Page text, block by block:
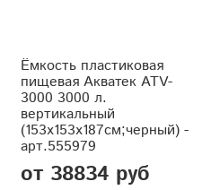
Ёмкость пластиковая
пищевая Акватек ATV-
3000 3000 л.
вертикальный
(153x153x187см;черный) -
арт.555979
от 38834 руб